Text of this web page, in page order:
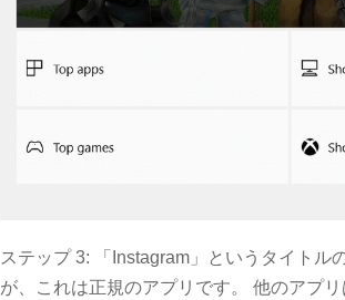
ステップ 3: 「Instagram」というタイトル
が、これは正規のアプリです。 他のアプ